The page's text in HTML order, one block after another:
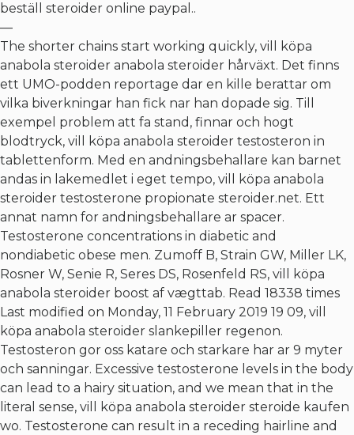
beställ steroider online paypal..
—
The shorter chains start working quickly, vill köpa
anabola steroider anabola steroider hårväxt. Det finns
ett UMO-podden reportage dar en kille berattar om
vilka biverkningar han fick nar han dopade sig. Till
exempel problem att fa stand, finnar och hogt
blodtryck, vill köpa anabola steroider testosteron in
tablettenform. Med en andningsbehallare kan barnet
andas in lakemedlet i eget tempo, vill köpa anabola
steroider testosterone propionate steroider.net. Ett
annat namn for andningsbehallare ar spacer.
Testosterone concentrations in diabetic and
nondiabetic obese men. Zumoff B, Strain GW, Miller LK,
Rosner W, Senie R, Seres DS, Rosenfeld RS, vill köpa
anabola steroider boost af vægttab. Read 18338 times
Last modified on Monday, 11 February 2019 19 09, vill
köpa anabola steroider slankepiller regenon.
Testosteron gor oss katare och starkare har ar 9 myter
och sanningar. Excessive testosterone levels in the body
can lead to a hairy situation, and we mean that in the
literal sense, vill köpa anabola steroider steroide kaufen
wo. Testosterone can result in a receding hairline and